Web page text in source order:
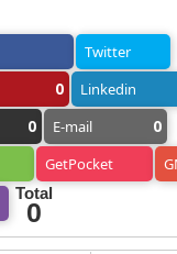
Twitter
0 Linkedin
0 E-mail 0
GetPocket
Total
0